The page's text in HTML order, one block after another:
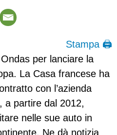
Stampa 🖨
per lanciare la
La Casa francese ha
con l’azienda
a partire dal 2012,
nelle sue auto in
Ne dà notizia